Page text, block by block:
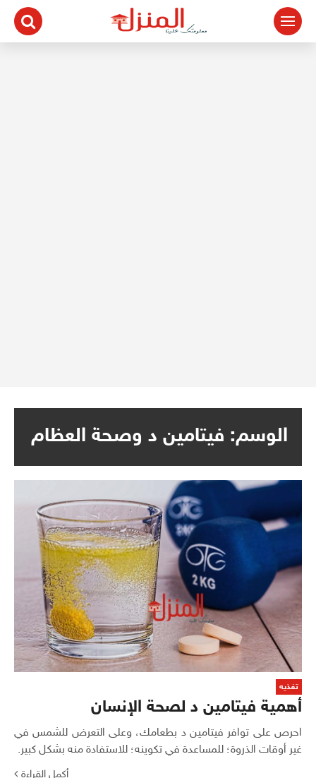
التجاوز
المحتوى
الوسم: فيتامين د وصحة العظام
تغذيه
أهمية فيتامين د لصحة الإنسان
احرص على توافر فيتامين د بطعامك، وعلى التعرض للشمس في
غير أوقات الذروة؛ للمساعدة في تكوينه؛ للاستفادة منه بشكل كبير.
أكمل القراءة